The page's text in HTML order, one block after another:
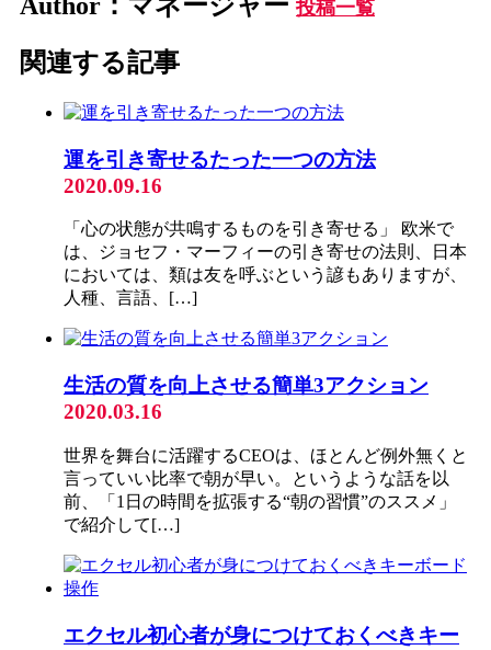
Author：マネージャー投稿一覧
関連する記事
運を引き寄せるたった一つの方法
2020.09.16
「心の状態が共鳴するものを引き寄せる」 欧米で
は、ジョセフ・マーフィーの引き寄せの法則、日本
においては、類は友を呼ぶという諺もありますが、
人種、言語、[…]
生活の質を向上させる簡単3アクション
2020.03.16
世界を舞台に活躍するCEOは、ほとんど例外無くと
言っていい比率で朝が早い。というような話を以
前、「1日の時間を拡張する“朝の習慣”のススメ」
で紹介して[…]
エクセル初心者が身につけておくべきキー